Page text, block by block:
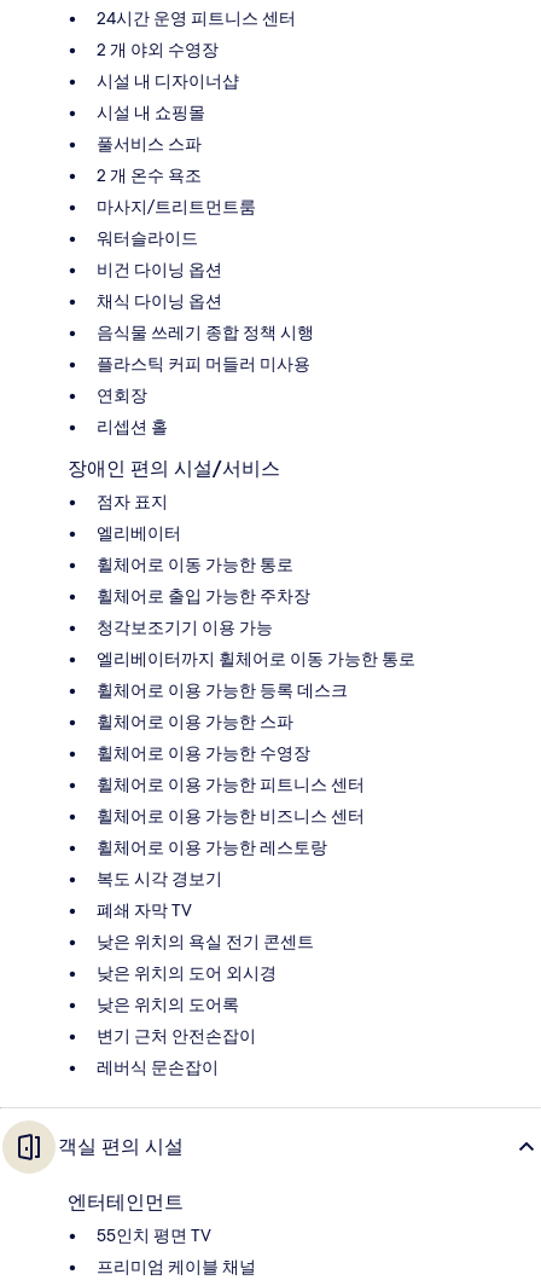
24시간 운영 피트니스 센터
2 개 야외 수영장
시설 내 디자이너샵
시설 내 쇼핑몰
풀서비스 스파
2 개 온수 욕조
마사지/트리트먼트룸
워터슬라이드
비건 다이닝 옵션
채식 다이닝 옵션
음식물 쓰레기 종합 정책 시행
플라스틱 커피 머들러 미사용
연회장
리셉션 홀
장애인 편의 시설/서비스
점자 표지
엘리베이터
휠체어로 이동 가능한 통로
휠체어로 출입 가능한 주차장
청각보조기기 이용 가능
엘리베이터까지 휠체어로 이동 가능한 통로
휠체어로 이용 가능한 등록 데스크
휠체어로 이용 가능한 스파
휠체어로 이용 가능한 수영장
휠체어로 이용 가능한 피트니스 센터
휠체어로 이용 가능한 비즈니스 센터
휠체어로 이용 가능한 레스토랑
복도 시각 경보기
폐쇄 자막 TV
낮은 위치의 욕실 전기 콘센트
낮은 위치의 도어 외시경
낮은 위치의 도어록
변기 근처 안전손잡이
레버식 문손잡이
객실 편의 시설
엔터테인먼트
55인치 평면 TV
프리미엄 케이블 채널